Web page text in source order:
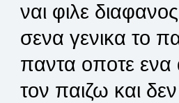
ναι φιλε
σενα γενικα το
παντα οποτε
τον παιζω και